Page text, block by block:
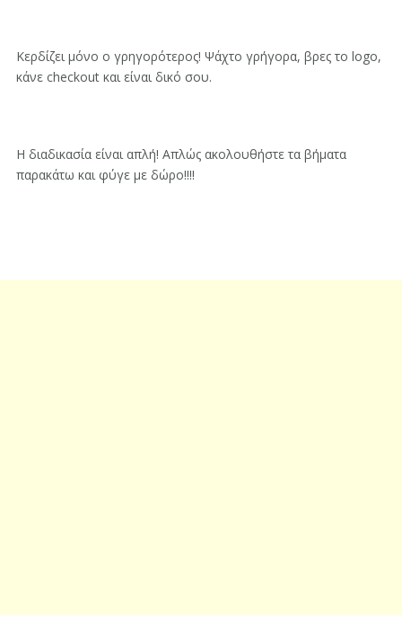
Κερδίζει μόνο ο γρηγορότερος! Ψάχτο γρήγορα, βρες το logo,
κάνε checkout και είναι δικό σου.
Η διαδικασία είναι απλή! Απλώς ακολουθήστε τα βήματα
παρακάτω και φύγε με δώρο!!!!